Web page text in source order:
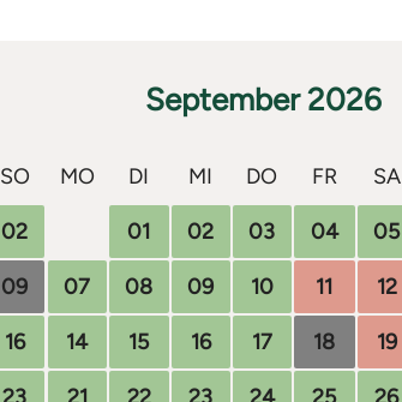
SO
02
09
16
September 2026
MO DI MI DO FR SA
01 02 03 04 05
07 08 09 10 11 12
14 15 16 17 18 19